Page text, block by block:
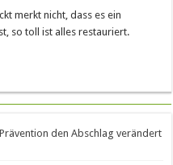
merkt nicht, dass es ein
so toll ist alles restauriert.
den Abschlag verändert